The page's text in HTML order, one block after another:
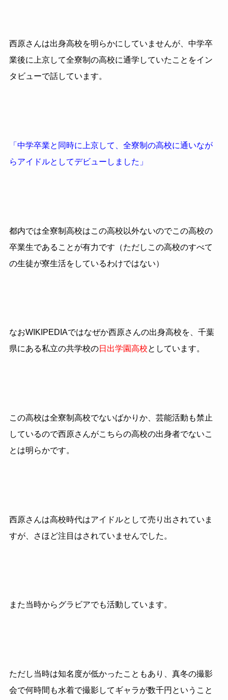
西原さんは出身高校を明らかにしていませんが、中学卒
業後に上京して全寮制の高校に通学していたことをイン
タビューで話しています。
「中学卒業と同時に上京して、全寮制の高校に通いなが
らアイドルとしてデビューしました」
都内では全寮制高校はこの高校以外ないのでこの高校の
卒業生であることが有力です（ただしこの高校のすべて
の生徒が寮生活をしているわけではない）
なおWIKIPEDIAではなぜか西原さんの出身高校を、千葉
県にある私立の共学校の日出学園高校としています。
この高校は全寮制高校でないばかりか、芸能活動も禁止
しているので西原さんがこちらの高校の出身者でないこ
とは明らかです。
西原さんは高校時代はアイドルとして売り出されていま
すが、さほど注目はされていませんでした。
また当時からグラビアでも活動しています。
ただし当時は知名度が低かったこともあり、真冬の撮影
会で何時間も水着で撮影してギャラが数千円ということ